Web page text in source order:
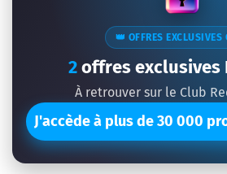
👑 OFFRES EXCLUSIVES
2offres exclusives
À retrouver sur le Club
J'accède à plus de 30 000